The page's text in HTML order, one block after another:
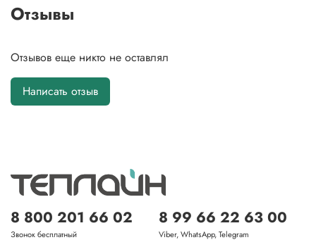
Отзывы
Отзывов еще никто не оставлял
Написать отзыв
8 800 201 66 02
Звонок бесплатный
8 99 66 22 63 00
Viber, WhatsApp, Telegram